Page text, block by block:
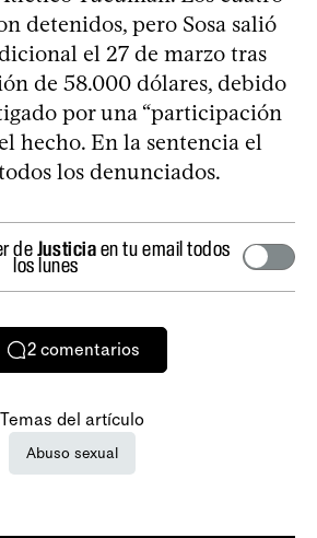
detenidos, pero Sosa salió
el 27 de marzo tras
de 58.000 dólares, debido
por una “participación
hecho. En la sentencia el
los denunciados.
deJusticiaen tu email todos
los lunes
2 comentarios
Temas del artículo
Abuso sexual